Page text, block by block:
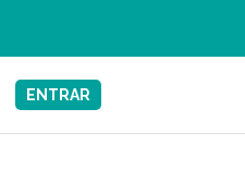
ENTRAR